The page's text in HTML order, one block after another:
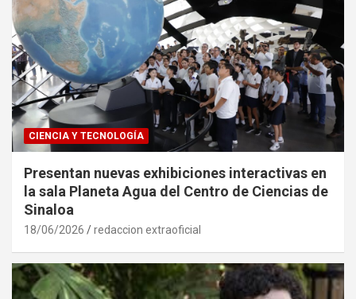
CIENCIA Y TECNOLOGÍA
Presentan nuevas exhibiciones interactivas en
la sala Planeta Agua del Centro de Ciencias de
Sinaloa
18/06/2026 redaccion extraoficial